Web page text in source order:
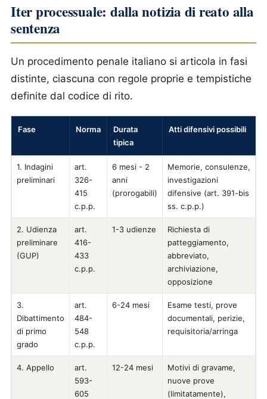
Iter processuale: dalla notizia di reato alla
sentenza
Un procedimento penale italiano si articola in fasi
distinte, ciascuna con regole proprie e tempistiche
definite dal codice di rito.
Fase Norma
Durata
tipica
Atti difensivi possibili
1. Indagini
preliminari
art.
326-
415
c.p.p.
6 mesi - 2
anni
(prorogabili)
Memorie, consulenze,
investigazioni
difensive (art. 391-bis
ss. c.p.p.)
2. Udienza
preliminare
(GUP)
art.
416-
433
c.p.p.
1-3 udienze
Richiesta di
patteggiamento,
abbreviato,
archiviazione,
opposizione
3.
Dibattimento
di primo
grado
art.
484-
548
c.p.p.
6-24 mesi
Esame testi, prove
documentali, perizie,
requisitoria/arringa
4. Appello
art.
593-
605
12-24 mesi
Motivi di gravame,
nuove prove
(limitatamente),